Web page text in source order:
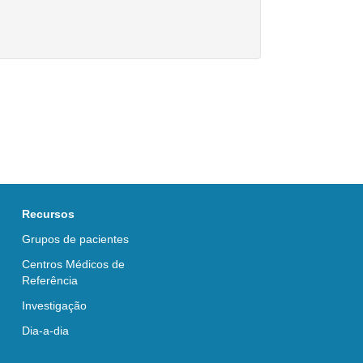
Recursos
Grupos de pacientes
Centros Médicos de
Referência
Investigação
Dia-a-dia